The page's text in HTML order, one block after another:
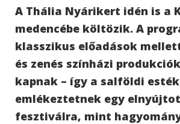
A Thália Nyárikert idén is a
medencébe költözik. A
klasszikus előadások
és zenés színházi
kapnak – így a salföldi
emlékeztetnek egy
fesztiválra, mint